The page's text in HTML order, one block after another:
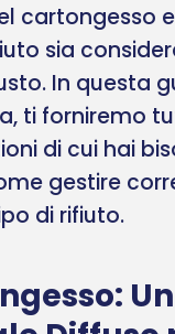
cartongesso
sia
In questa
ti forniremo
di cui hai
gestire
di rifiuto.
Un